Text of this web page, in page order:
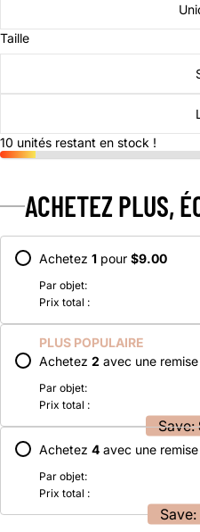
Taille
10 unités restant en stock !
ACHETEZ PLUS,
Achetez 1 pour $9.00
Par objet:
Prix total :
PLUS POPULAIRE
Achetez 2 avec une
Par objet:
Prix total :
Save:
Achetez 4 avec une
Par objet:
Prix total :
Save: